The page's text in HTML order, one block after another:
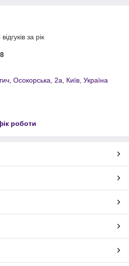
за рік
Осокорська, 2а, Київ, Україна
роботи